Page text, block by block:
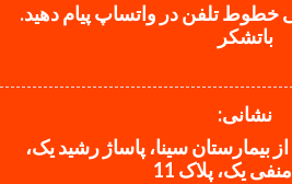
تلفن در واتساپ پیام دهید.
باتشکر
نشانی:
بیمارستان سینا، پاساژ رشید یک،
یک، پلاک 11